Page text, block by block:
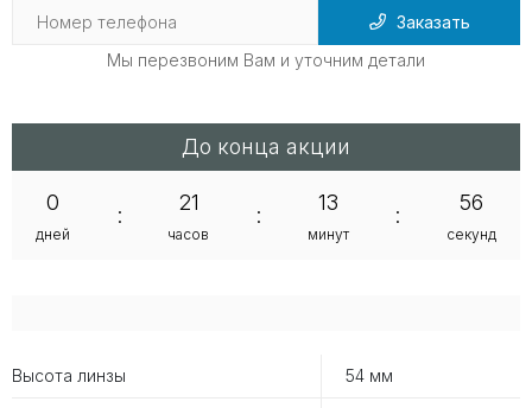
Высота линзы 54 мм
Заказать
Мы перезвоним Вам и уточним детали
До конца акции
0
дней
:
21
часов
:
13
минут
:
56
секунд